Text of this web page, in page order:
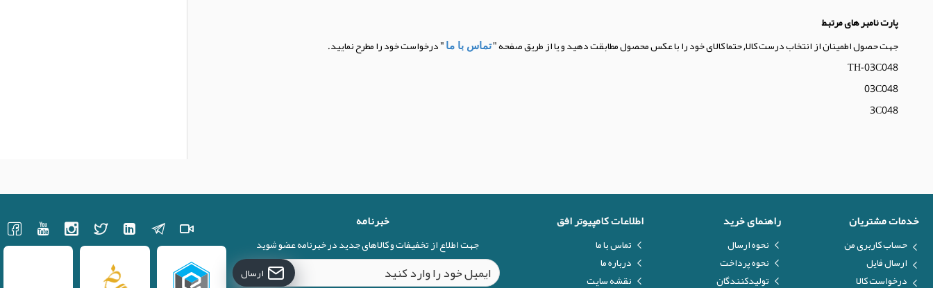
پارت نامبر های مرتبط
جهت حصول اطمینان از انتخاب درست کالا, حتما کالای خود را با عکس محصول مطابقت دهید و یا از طریق صفحه "تماس با ما " درخواست خود را مطرح نمایید.
TH-03C048
03C048
3C048
خدمات مشتریان
حساب کاربری من
ارسال فایل
درخواست کالا
راهنمای خرید
نحوه ارسال
نحوه پرداخت
تولیدکنندگان
اطلاعات کامپیوتر افق
تماس با ما
درباره ما
نقشه سایت
خبرنامه
جهت اطلاع از تخفیفات و کالاهای جدید در خبرنامه عضو شوید
ارسال